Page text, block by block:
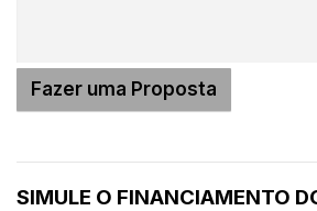
SIMULE O FINANCIAMENTO